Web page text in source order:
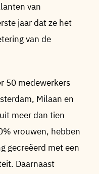
van
jaar dat ze het
van de
50 medewerkers
Milaan en
meer dan tien
vrouwen, hebben
gecreëerd met een
Daarnaast